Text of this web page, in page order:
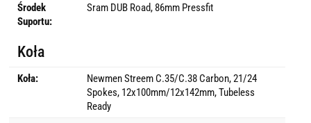
Środek
Suportu:
Sram DUB Road, 86mm Pressfit
Koła
Koła:
Newmen Streem C.35/C.38 Carbon, 21/24
Spokes, 12x100mm/12x142mm, Tubeless
Ready